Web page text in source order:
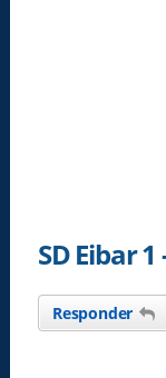
SD Eibar 1
Responder